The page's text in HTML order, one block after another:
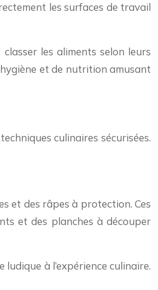
les surfaces de travail
les aliments selon leurs
et de nutrition amusant
culinaires sécurisées.
et des râpes à protection. Ces
et des planches à découper
à l’expérience culinaire.